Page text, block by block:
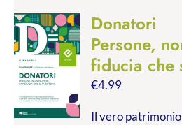
Donatori
Persone,
fiducia che
€4.99
Il vero